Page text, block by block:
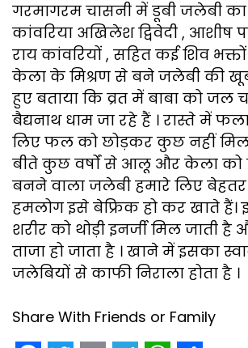
गरमागरम चासनी में डूबी जलेबी
कांवरिया अखिलेश द्विवेदी , आशीष
राय कांवरियों , सहित कई शिव
केला के मिश्रण से बने जलेबी की
हुए बताया कि व्रत में बाबा को जल
बैद्यनाथ धाम जा रहे हैं । रास्ते में
लिए फल को छोड़कर कुछ नहीं
बीते कुछ वर्षों से आलू और केला को
बनने वाला जलेबी हमारे लिए
हमलोग इसे बेफ्रिक हो कर खाते हैं।
शरीर को थोड़ी इनर्जी मिल जाती
ताजा हो जाता है । खाने में इसका
जलेबियों से काफी निराला होता है ।
Share With Friends or Family